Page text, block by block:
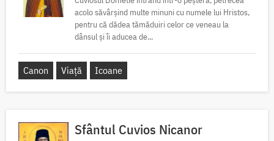
acolo săvârșind multe minuni cu numele lui Hristos,
pentru că dădea tămăduiri celor ce veneau la
dânsul și îi aducea de...
Canon Viață Icoane
Sfântul Cuvios Nicanor